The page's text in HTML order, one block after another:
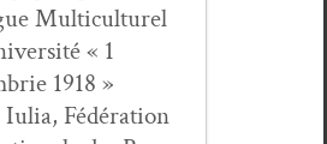
Mul­ti­cul­turel
« 1
1918 »
Iulia, Fédéra­tion